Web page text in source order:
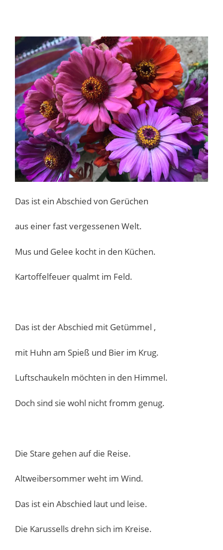
Das ist ein Abschied von Gerüchen
aus einer fast vergessenen Welt.
Mus und Gelee kocht in den Küchen.
Kartoffelfeuer qualmt im Feld.
Das ist der Abschied mit Getümmel ,
mit Huhn am Spieß und Bier im Krug.
Luftschaukeln möchten in den Himmel.
Doch sind sie wohl nicht fromm genug.
Die Stare gehen auf die Reise.
Altweibersommer weht im Wind.
Das ist ein Abschied laut und leise.
Die Karussells drehn sich im Kreise.